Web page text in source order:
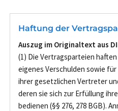
Haftung der
Auszug im Originaltext aus
(1) Die Vertragsparteien
eigenes Verschulden sowie für
ihrer gesetzlichen Vertreter
deren sie sich zur Erfüllung
bedienen (§§ 276, 278 BGB).